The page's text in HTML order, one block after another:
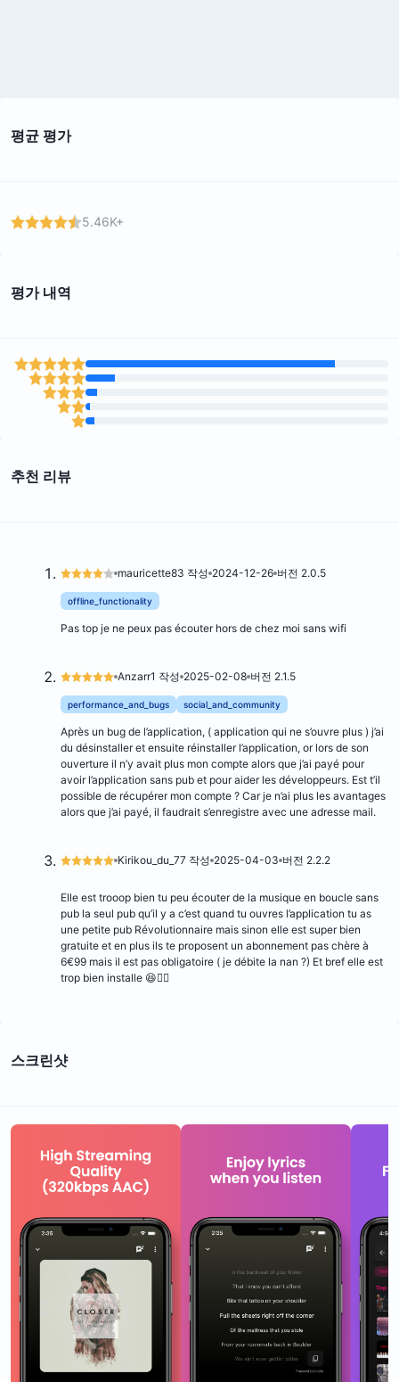
평균 평가
5.46K+
평가 내역
추천 리뷰
mauricette83 작성 2024-12-26 버전 2.0.5
offline_functionality
Pas top je ne peux pas écouter hors de chez moi sans wifi
Anzarr1 작성 2025-02-08 버전 2.1.5
performance_and_bugs social_and_community
Après un bug de l’application, ( application qui ne s’ouvre plus ) j’ai
du désinstaller et ensuite réinstaller l’application, or lors de son
ouverture il n’y avait plus mon compte alors que j’ai payé pour
avoir l’application sans pub et pour aider les développeurs. Est t’il
possible de récupérer mon compte ? Car je n’ai plus les avantages
alors que j’ai payé, il faudrait s’enregistre avec une adresse mail.
Kirikou_du_77 작성 2025-04-03 버전 2.2.2
Elle est trooop bien tu peu écouter de la musique en boucle sans
pub la seul pub qu’il y a c’est quand tu ouvres l’application tu as
une petite pub Révolutionnaire mais sinon elle est super bien
gratuite et en plus ils te proposent un abonnement pas chère à
6€99 mais il est pas obligatoire ( je débite la nan ?) Et bref elle est
trop bien installe 😆👍🏾
스크린샷